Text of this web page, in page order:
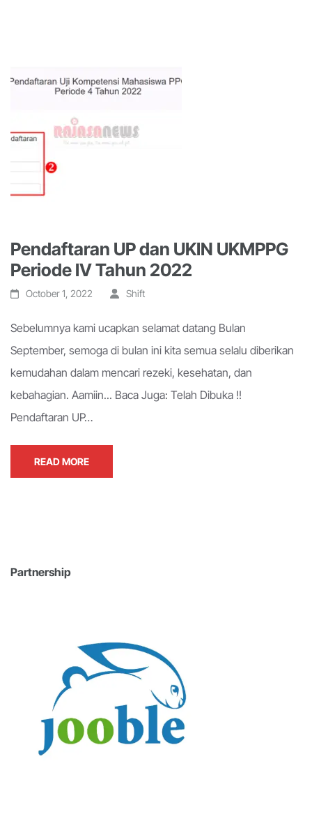
Pendaftaran UP dan UKIN UKMPPG
Periode IV Tahun 2022
October 1, 2022 Shift
Sebelumnya kami ucapkan selamat datang Bulan
September, semoga di bulan ini kita semua selalu diberikan
kemudahan dalam mencari rezeki, kesehatan, dan
kebahagian. Aamiin... Baca Juga: Telah Dibuka !!
Pendaftaran UP…
READ MORE
Partnership